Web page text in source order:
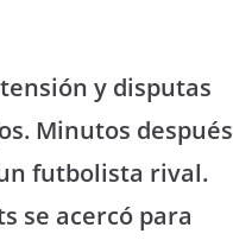
y disputas
Minutos después
futbolista rival.
se acercó para